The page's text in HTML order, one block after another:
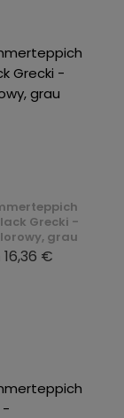
Grecki -
grau
16,36 €